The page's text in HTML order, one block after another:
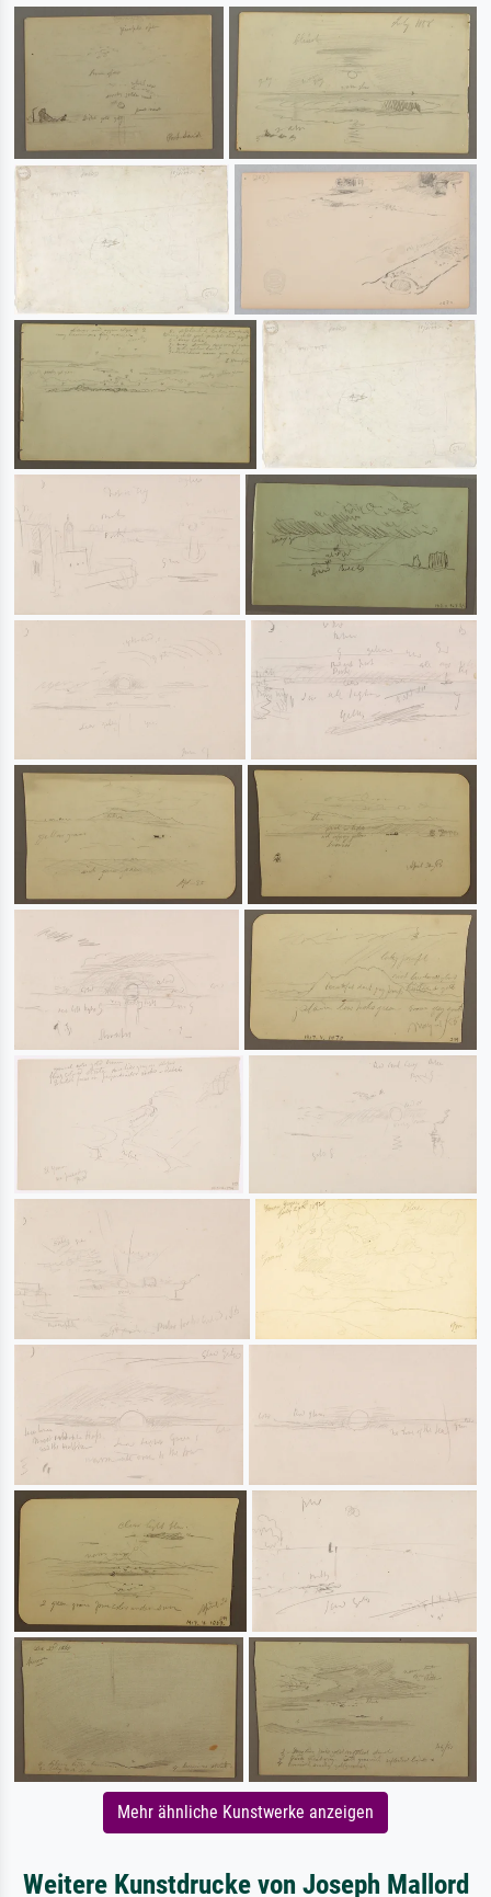
Mehr ähnliche Kunstwerke anzeigen
Weitere Kunstdrucke von Joseph Mallord